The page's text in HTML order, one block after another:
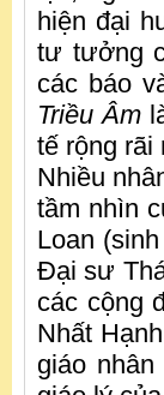
hiện đại
tư tưởng
các báo
Triều Âm
tế rộng rãi
Nhiều
tầm nhìn
Loan
Đại sư
các cộng
Nhất
giáo